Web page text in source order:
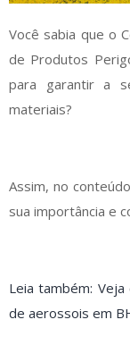
Você sabia que o
de Produtos
para garantir a
materiais?
Assim, no
sua importância e
Leia também:
de aerossois em